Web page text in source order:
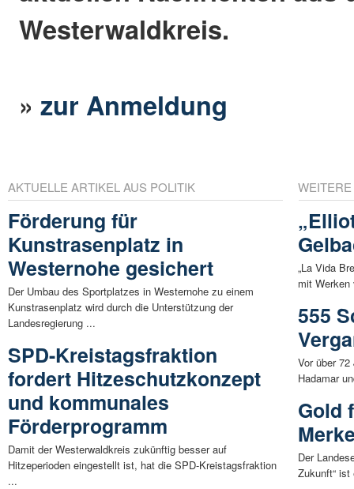
Westerwaldkreis.
»zur Anmeldung
AKTUELLE ARTIKEL AUS POLITIK
Förderung für
Kunstrasenplatz in
Westernohe gesichert
Der Umbau des Sportplatzes in Westernohe zu einem
Kunstrasenplatz wird durch die Unterstützung der
Landesregierung ...
SPD-Kreistagsfraktion
fordert Hitzeschutzkonzept
und kommunales
Förderprogramm
Damit der Westerwaldkreis zukünftig besser auf
Hitzeperioden eingestellt ist, hat die SPD-Kreistagsfraktion
...
„La Vida
mit
555
Vor über
Hadamar
Gold
Der
Zukunft“